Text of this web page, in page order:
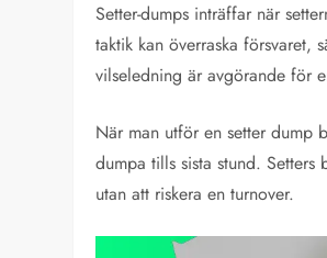
Setter-dumps inträffar när
taktik kan överraska försvaret,
vilseledning är avgörande för
När man utför en setter dump
dumpa tills sista stund.
utan att riskera en turnover.